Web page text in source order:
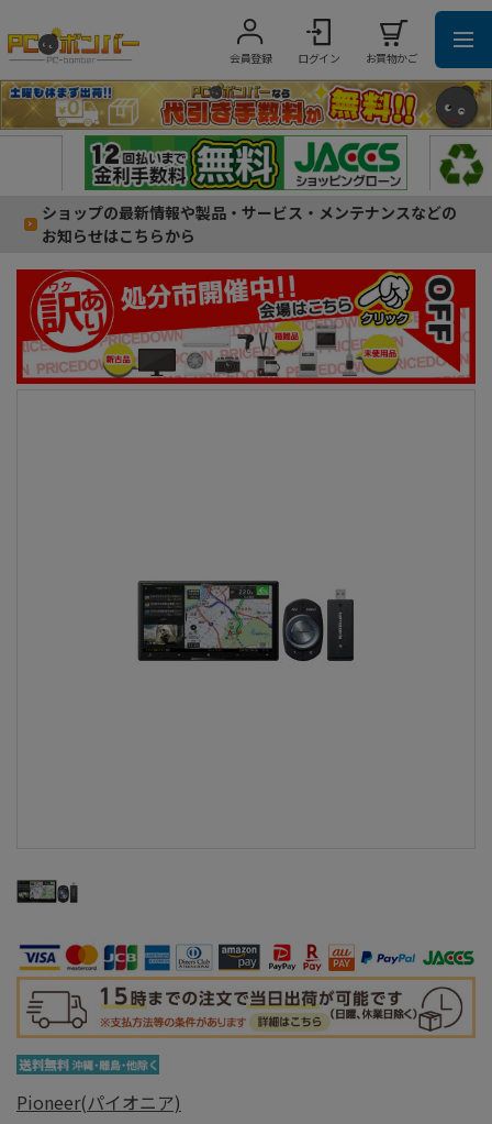
会員登録 ログイン お買物かご
ショップの最新情報や製品・サービス・メンテナンスなどの
お知らせはこちらから
Pioneer(パイオニア)